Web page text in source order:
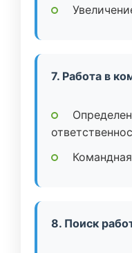
7. Работа в
8. Поиск